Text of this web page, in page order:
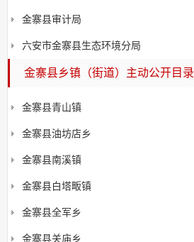
金寨县审计局
六安市金寨县生态环境分局
金寨县乡镇（街道）主动公开目录
金寨县青山镇
金寨县油坊店乡
金寨县南溪镇
金寨县白塔畈镇
金寨县全军乡
金寨县关庙乡